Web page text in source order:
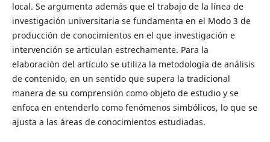
local. Se argumenta además que el trabajo de la línea de
investigación universitaria se fundamenta en el Modo 3 de
producción de conocimientos en el que investigación e
intervención se articulan estrechamente. Para la
elaboración del artículo se utiliza la metodología de análisis
de contenido, en un sentido que supera la tradicional
manera de su comprensión como objeto de estudio y se
enfoca en entenderlo como fenómenos simbólicos, lo que se
ajusta a las áreas de conocimientos estudiadas.